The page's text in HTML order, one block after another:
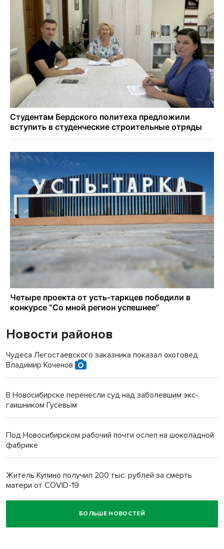
Новости районов
Чудеса Легостаевского заказника показал охотовед
Владимир Коченов
В Новосибирске перенесли суд над заболевшим экс-
гаишником Гусевым
Под Новосибирском рабочий почти ослеп на шоколадной
фабрике
Житель Купино получил 200 тыс. рублей за смерть
матери от COVID-19
Новосибирский суд наказал водителя за смерть
пенсионерки на вокзале
БОЛЬШЕ НОВОСТЕЙ